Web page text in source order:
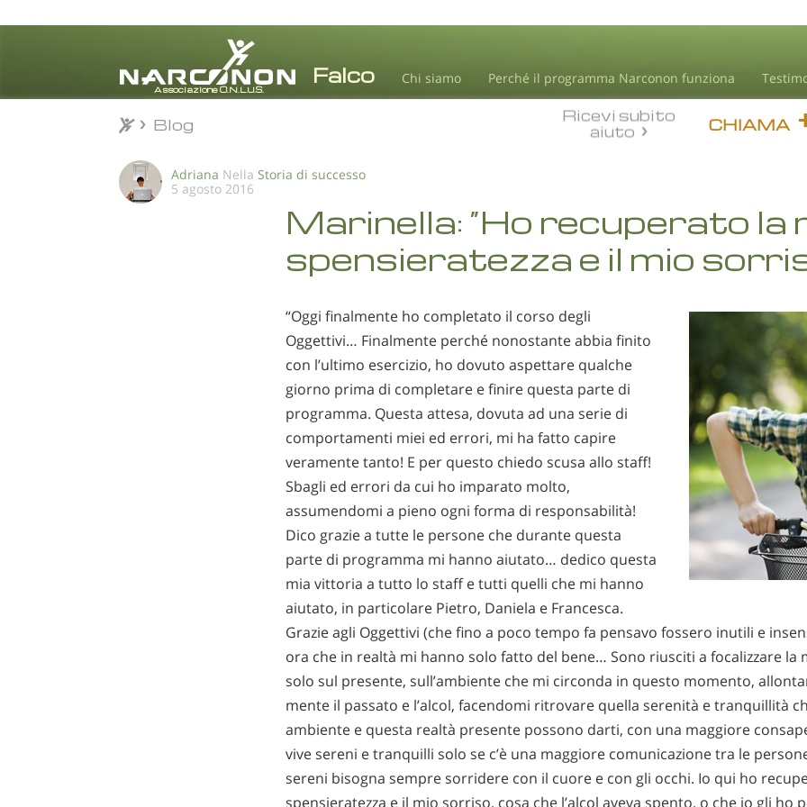
Chi siamo Perché il programma Narconon funziona
CHIAMA
Ricevi subito
aiuto
Blog
Adriana Nella Storia di successo
5 agosto 2016
Marinella: “Ho recuperato la
spensieratezza e il mio
“Oggi finalmente ho completato il corso degli
Oggettivi… Finalmente perché nonostante abbia finito
con l’ultimo esercizio, ho dovuto aspettare qualche
giorno prima di completare e finire questa parte di
programma. Questa attesa, dovuta ad una serie di
comportamenti miei ed errori, mi ha fatto capire
veramente tanto! E per questo chiedo scusa allo staff!
Sbagli ed errori da cui ho imparato molto,
assumendomi a pieno ogni forma di responsabilità!
Dico grazie a tutte le persone che durante questa
parte di programma mi hanno aiutato… dedico questa
mia vittoria a tutto lo staff e tutti quelli che mi hanno
aiutato, in particolare Pietro, Daniela e Francesca.
Grazie agli Oggettivi (che fino a poco tempo fa pensavo fossero inutili e
ora che in realtà mi hanno solo fatto del bene… Sono riusciti a focalizzare la
solo sul presente, sull’ambiente che mi circonda in questo momento,
mente il passato e l’alcol, facendomi ritrovare quella serenità e tranquillità
ambiente e questa realtà presente possono darti, con una maggiore
vive sereni e tranquilli solo se c’è una maggiore comunicazione tra le
sereni bisogna sempre sorridere con il cuore e con gli occhi. Io qui ho
spensieratezza e il mio sorriso, cosa che l’alcol aveva spento, o che io gli ho
Blog